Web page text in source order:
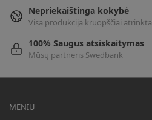
Nepriekaištinga kokybė
Visa produkcija kruopščiai atrinkta
100% Saugus atsiskaitymas
Mūsų partneris Swedbank
MENIU